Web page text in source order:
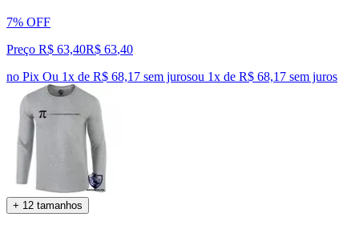
7% OFF
Preço R$ 63,40R$ 63,40
no Pix Ou 1x de R$ 68,17 sem jurosou 1x de R$ 68,17 sem juros
+ 12 tamanhos